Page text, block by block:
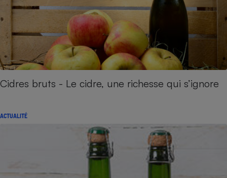
Cidres bruts - Le cidre, une richesse qui s’ignore
ACTUALITÉ